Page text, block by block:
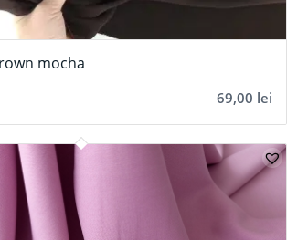
mocha
69,00 lei